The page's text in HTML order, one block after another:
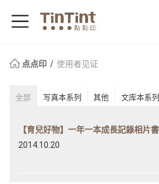
点点印 使用者见证
全部 写真本系列 其他 文库本系列
【育兒好物】一年一本成長記錄相片
2014.10.20